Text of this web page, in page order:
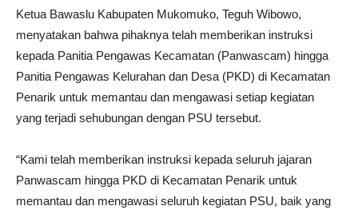
Ketua Bawaslu Kabupaten Mukomuko, Teguh Wibowo,
menyatakan bahwa pihaknya telah memberikan instruksi
kepada Panitia Pengawas Kecamatan (Panwascam) hingga
Panitia Pengawas Kelurahan dan Desa (PKD) di Kecamatan
Penarik untuk memantau dan mengawasi setiap kegiatan
yang terjadi sehubungan dengan PSU tersebut.
“Kami telah memberikan instruksi kepada seluruh jajaran
Panwascam hingga PKD di Kecamatan Penarik untuk
memantau dan mengawasi seluruh kegiatan PSU, baik yang